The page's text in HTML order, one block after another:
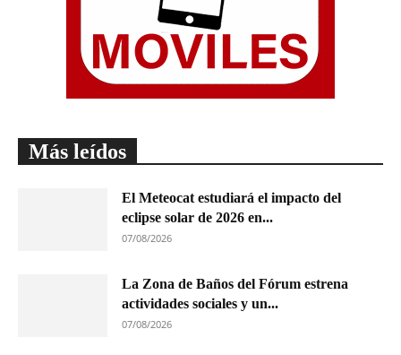
Más leídos
El Meteocat estudiará el impacto del
eclipse solar de 2026 en...
07/08/2026
La Zona de Baños del Fórum estrena
actividades sociales y un...
07/08/2026